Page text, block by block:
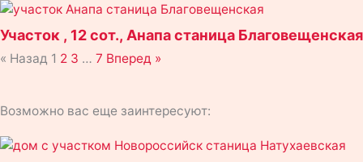
Участок , 12 сот., Анапа станица Благовещенская
« Назад 1 2 3 … 7 Вперед »
Возможно вас еще заинтересуют:
Страница
Страница
Страница
Страница